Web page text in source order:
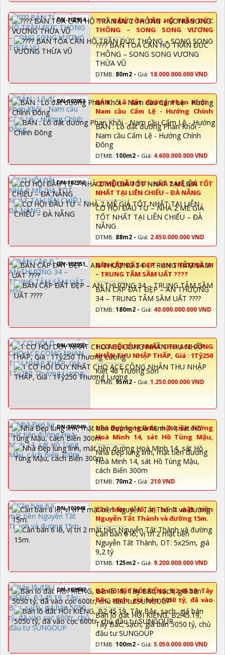
DN-102954
???? BÁN TÒA CĂN HỘ TRẦN ĐỨC
THÔNG – SONG SONG VƯƠNG
THỪA VŨ
???? BÁN TÒA CĂN HỘ TRẦN ĐỨC
THÔNG – SONG SONG VƯƠNG
THỪA VŨ
DTMB: 80m2 - Giá: 18.000.000.000 VND
DN-102953
BÁN : Lô đất đường Phan Khôi -
Nam cầu Cẩm Lệ - Hướng Chính
Đông
BÁN : Lô đất đường Phan Khôi -
Nam cầu Cẩm Lệ - Hướng Chính
Đông
DTMB: 100m2 - Giá: 4.600.000.000 VND
DN-102952
CƠ HỘI ĐẦU TƯ – NHÀ 2 MÊ GIÁ TỐT
NHẤT TẠI LIÊN CHIỂU – ĐÀ NẴNG
CƠ HỘI ĐẦU TƯ – NHÀ 2 MÊ GIÁ
TỐT NHẤT TẠI LIÊN CHIỂU – ĐÀ
NẴNG
DTMB: 88m2 - Giá: 2.650.000.000 VND
DN-102951
BÁN CẶP ĐẤT ĐẸP – AN THƯỢNG 34
– TRUNG TÂM SẦM UẤT ????
BÁN CẶP ĐẤT ĐẸP – AN THƯỢNG
34 – TRUNG TÂM SẦM UẤT ????
DTMB: 180m2 - Giá: 40.000.000.000 VND
DN-102950
1 CƠ HỘI DUY NHẤT CHO ACE CÔNG
NHÂN THU NHẬP THẤP, Giá : 1Tỷ250
Thương Lượng
Kiệt 46 Trường Sơn
DTMB:95m2 - Giá: 1.250.000.000 VND
DN-102949
Nhà Đẹp lung linh, mặt tiền đường
Hoà Minh 14, sát Hồ Tùng Mậu,
cách Biển 300m
Nhà Đẹp lung linh, mặt tiền đường
Hoà Minh 14, sát Hồ Tùng Mậu,
cách Biển 300m
DTMB: 70m2 - Giá: 210 VND
DN-102948
Cần bán 6 lô, vị trí 2 mặt tiền
Nguyễn Tất Thành và đường 15m.
Cần bán 6 lô, vị trí 2 mặt tiền
Nguyễn Tất Thành, DT: 5x25m, giá
9,2 tỷ
DTMB: 125m2 - Giá: 9.200.000.000 VND
DN-102947
Bán lô đất HÓI KIỂNG, B2.45.19, Tây
Bắc, sạch, giá bán 5050 tỷ, đã vào
cọc 600tr, chủ đầu tư SUNGOUP
Bán lô đất HÓI KIỂNG, B2.45.19,
Tây Bắc, sạch, giá bán 5050 tỷ, chủ
đầu tư SUNGOUP
DTMB: 100m2 - Giá: 5.050.000.000 VND